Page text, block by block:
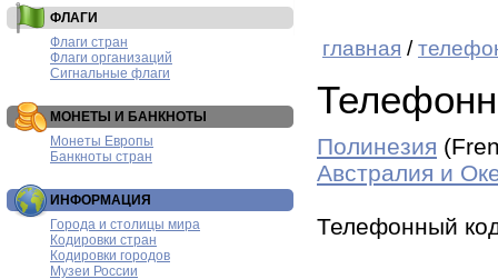
ФЛАГИ
Флаги стран
Флаги организаций
Сигнальные флаги
МОНЕТЫ И БАНКНОТЫ
Монеты Европы
Банкноты стран
ИНФОРМАЦИЯ
Города и столицы мира
Кодировки стран
Кодировки городов
Музеи России
главная /
Полинезия
Австралия и
Телефонный